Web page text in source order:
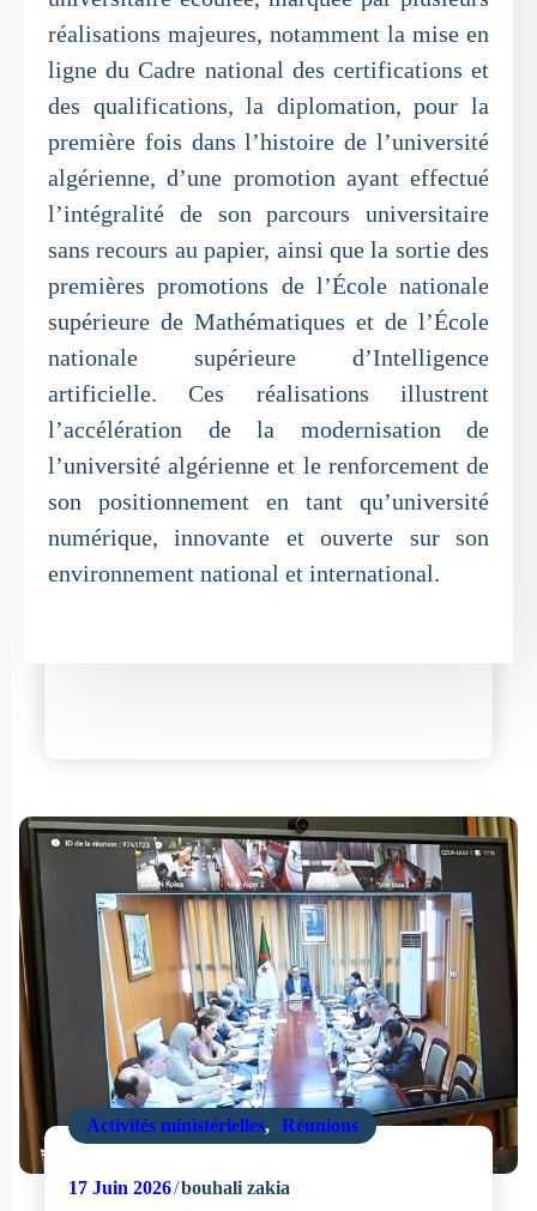
réalisations majeures, notamment la mise en
ligne du Cadre national des certifications et
des qualifications, la diplomation, pour la
première fois dans l’histoire de l’université
algérienne, d’une promotion ayant effectué
l’intégralité de son parcours universitaire
sans recours au papier, ainsi que la sortie des
premières promotions de l’École nationale
supérieure de Mathématiques et de l’École
nationale supérieure d’Intelligence
artificielle. Ces réalisations illustrent
l’accélération de la modernisation de
l’université algérienne et le renforcement de
son positionnement en tant qu’université
numérique, innovante et ouverte sur son
environnement national et international.
Activités ministérielles, Réunions
17Juin 2026 bouhali zakia